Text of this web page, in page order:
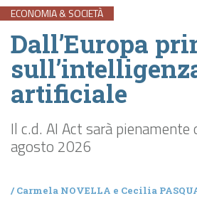
ECONOMIA & SOCIETÀ
Dall’Europa
artificiale
Il c.d. AI Act sarà
agosto 2026
/Carmela NOVELLA e Cecilia